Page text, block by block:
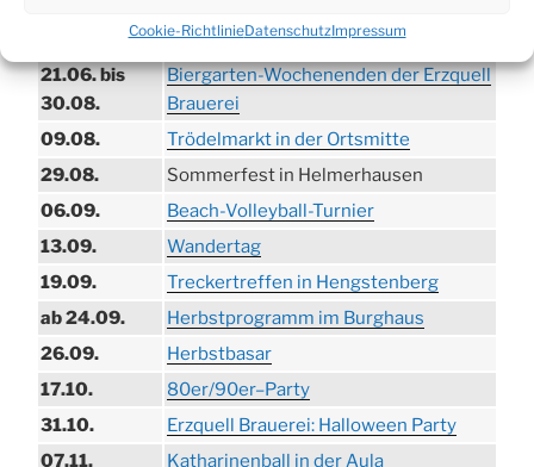
Cookie-RichtlinieDatenschutzImpressum
TERMINE
21.06. bis
30.08.
Biergarten-Wochenenden der Erzquell
Brauerei
09.08.
Trödelmarkt in der Ortsmitte
29.08.
Sommerfest in Helmerhausen
06.09.
Beach-Volleyball-Turnier
13.09.
Wandertag
19.09.
Treckertreffen in Hengstenberg
ab 24.09.
Herbstprogramm im Burghaus
26.09.
Herbstbasar
17.10.
80er/90er–Party
31.10.
Erzquell Brauerei: Halloween Party
07.11.
Katharinenball in der Aula